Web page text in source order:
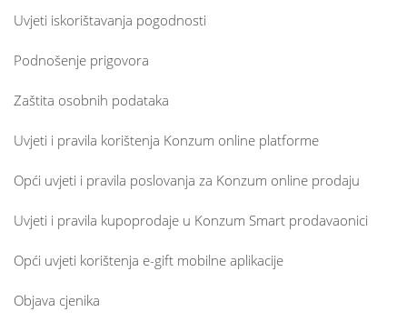
Uvjeti iskorištavanja pogodnosti
Podnošenje prigovora
Zaštita osobnih podataka
Uvjeti i pravila korištenja Konzum online platforme
Opći uvjeti i pravila poslovanja za Konzum online prodaju
Uvjeti i pravila kupoprodaje u Konzum Smart prodavaonici
Opći uvjeti korištenja e-gift mobilne aplikacije
Objava cjenika